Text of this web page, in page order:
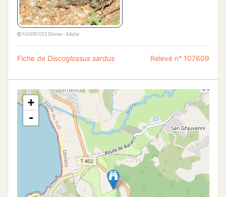
VANNUCCI Olivier - Adulte
Fiche de Discoglossus sardus Relevé n° 107609
+
-